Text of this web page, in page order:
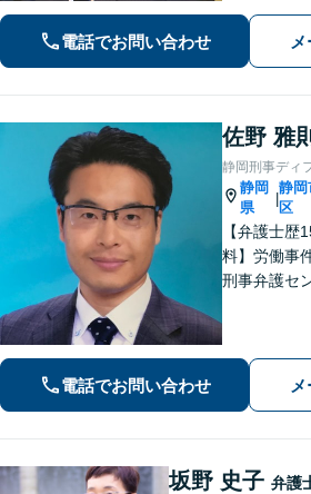
対応(法律
専門性の高
サポートし
電話でお問い合わせ
佐野 雅
静岡刑事ディ
静岡
県
|
静岡
区
【弁護士歴
料】労働事
刑事弁護セ
す。地域密
電話でお問い合わせ
坂野 史子 弁護